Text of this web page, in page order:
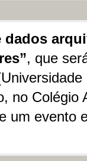
dados
, que
no Colégio
um evento